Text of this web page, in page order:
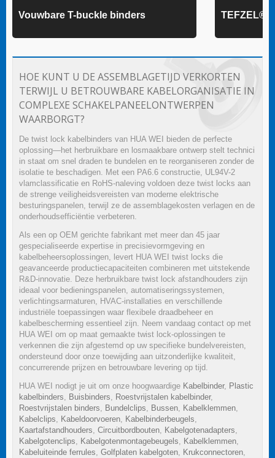
Vouwbare T-buckle binders TEFZEL®
HOE KUNT U DE ASSEMBLAGETIJD VERKORTEN
TERWIJL U BETROUWBARE KABELORGANISATIE IN
COMPLEXE SCHAKELPANEELONTWERPEN
WAARBORGT?
De twist lock kabelbinders van HUA WEI bieden de perfecte
oplossing—het herbruikbare en losmaakbare ontwerp stelt technici
in staat om snel draden te bundelen en te reorganiseren zonder de
isolatie te beschadigen. Met een PA6.6 constructie, UL94V-2
vlamclassificatie en RoHS-naleving voldoen deze twist locks aan
de strenge veiligheidsvereisten van moderne elektrische
besturingspanelen, terwijl ze de assemblagekosten verlagen en de
onderhoudsefficiëntie verbeteren.
Als een op OEM gerichte fabrikant met meer dan 45 jaar
gespecialiseerde expertise in precisievormgeving en
kabelbeheersoplossingen, levert HUA WEI twist locks die
geavanceerde productiecapaciteiten combineren met uitstekende
R&D-innovatie. Deze herbruikbare twist lock afstandhouders zijn
ideaal voor bedieningspanelen, automatiseringssystemen,
verlichtingsarmaturen, HVAC-installaties en verschillende
industriële toepassingen waar flexibele draadbeheer en
kabelbescherming essentieel zijn. Neem vandaag contact op met
HUA WEI om op maat gemaakte twist lock-oplossingen te
verkennen die zijn afgestemd op uw specifieke bundelvereisten,
ondersteund door onze toewijding aan uitzonderlijke kwaliteit,
concurrerende prijzen en betrouwbare levering op tijd.
HUA WEI nodigt je uit om onze hoogwaardige Kabelbinder, Plastic
kabelbinders, Buisbinders, Roestvrijstalen kabelbinder,
Roestvrijstalen binders, Bundelclips, Bussen, Kabelklemmen,
Kabelclips, Kabeldoorvoeren, Kabelbinderbeugels,
Kaartafstandhouders, Circuitbordbouten, Kabelgotenadapters,
Kabelgotenclips, Kabelgotenmontagebeugels, Kabelklemmen,
Kabeluiteinde ferrules, Golfplaten kabelgoten, Krukconnectoren,